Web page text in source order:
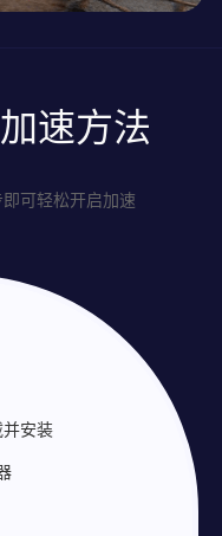
速方法
可轻松开启加速
安装